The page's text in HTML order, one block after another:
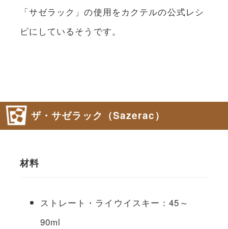
「サゼラック」の使用をカクテルの公式レシ
ピにしているそうです。
ザ・サゼラック（Sazerac）
材料
ストレート・ライウイスキー：45～
90ml